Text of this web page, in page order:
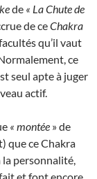
de « La Chute de
de ceChakra
qu’il vaut
ce
seul apte à juger
actif.
« montée » de
que ce Chakra
personnalité,